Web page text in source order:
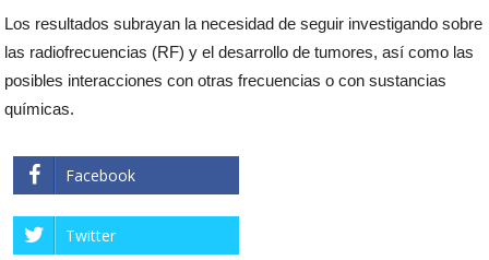
Los resultados subrayan la necesidad de seguir investigando sobre
las radiofrecuencias (RF) y el desarrollo de tumores, así como las
posibles interacciones con otras frecuencias o con sustancias
químicas.
Facebook
Twitter